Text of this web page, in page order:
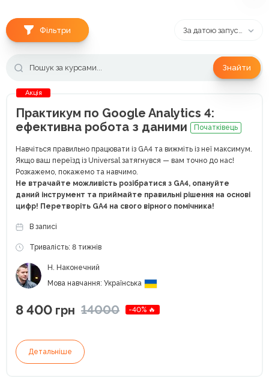
Фільтри
Знайти
Акція
Практикум по Google Analytics 4:
ефективна робота з даними
Початківець
Навчіться правильно працювати із GA4 та вижміть із неї максимум.
Якщо ваш переїзд із Universal затягнувся — вам точно до нас!
Розкажемо, покажемо та навчимо.
Не втрачайте можливість розібратися з GA4, опануйте
даний інструмент та приймайте правильні рішення на основі
цифр! Перетворіть GA4 на свого вірного помічника!
В записі
Тривалість: 8 тижнів
Н. Наконечний
Мова навчання: Українська
8 400 грн 14000 -40% 🔥
Детальніше